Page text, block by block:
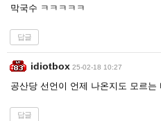
막국수 ㅋㅋㅋㅋㅋ
답글
idiotbox 25-02-18 10:27
공산당 선언이 언제 나온지도 모르
답글